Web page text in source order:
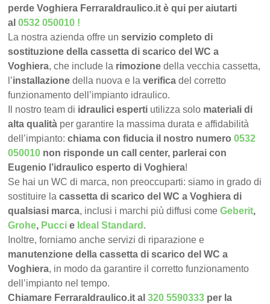
perde Voghiera FerraraIdraulico.it è qui per aiutarti
al0532 050010 !
La nostra azienda offre unservizio completo di
sostituzione della cassetta di scarico del WC a
Voghiera, che include la rimozione della vecchia cassetta,
l’installazione della nuova e laverifica del corretto
funzionamento dell’impianto idraulico.
Il nostro team di idraulici esperti utilizza solo materiali di
alta qualità per garantire la massima durata e affidabilità
dell’impianto:chiama con fiducia il nostro numero0532
050010 non risponde un call center, parlerai con
Eugenio l’idraulico esperto di Voghiera!
Se hai un WC di marca, non preoccuparti: siamo in grado di
sostituire lacassetta di scarico del WC a Voghiera di
qualsiasi marca, inclusi i marchi più diffusi comeGeberit,
Grohe, Pucci e Ideal Standard .
Inoltre, forniamo anche servizi di riparazione e
manutenzione della cassetta di scarico del WC a
Voghiera, in modo da garantire il corretto funzionamento
dell’impianto nel tempo.
Chiamare FerraraIdraulico.it al320 5590333 per la